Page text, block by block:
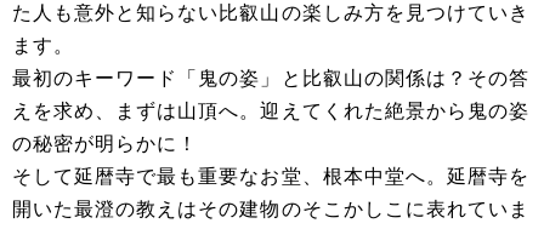
た人も意外と知らない比叡山の楽しみ方を見つけていき
ます。
最初のキーワード「鬼の姿」と比叡山の関係は？その答
えを求め、まずは山頂へ。迎えてくれた絶景から鬼の姿
の秘密が明らかに！
そして延暦寺で最も重要なお堂、根本中堂へ。延暦寺を
開いた最澄の教えはその建物のそこかしこに表れていま